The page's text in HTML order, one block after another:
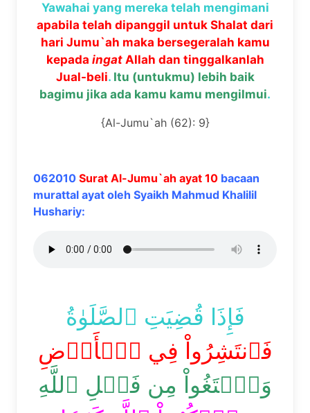
Yawahai yang mereka telah mengimani
apabila telah dipanggil untuk Shalat dari
hari Jumu`ah maka bersegeralah kamu
kepada ingat Allah dan tinggalkanlah
Jual-beli. Itu (untukmu) lebih baik
bagimu jika ada kamu kamu mengilmui.
{Al-Jumu`ah (62): 9}
062010 Surat Al-Jumu`ah ayat 10 bacaan
murattal ayat oleh Syaikh Mahmud Khalilil
Hushariy:
فَإِذَا قُضِيَتِ ٱلصَّلَوٰةُ
فَٱنتَشِرُواْ فِي ٱلۡأَرۡضِ
وَٱبۡتَغُواْ مِن فَضۡلِ ٱللَّهِ